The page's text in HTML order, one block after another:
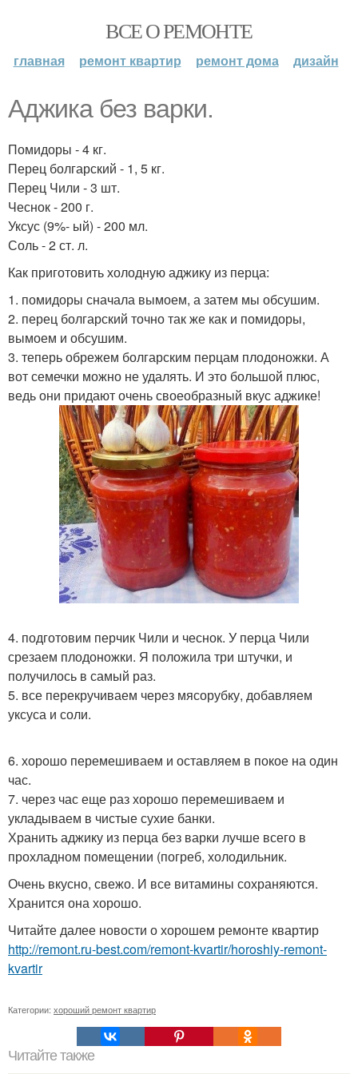
ВСЕ О РЕМОНТЕ
главная ремонт квартир ремонт дома дизайн
Аджика без варки.
Помидоры - 4 кг.
Перец болгарский - 1, 5 кг.
Перец Чили - 3 шт.
Чеснок - 200 г.
Уксус (9%- ый) - 200 мл.
Соль - 2 ст. л.
Как приготовить холодную аджику из перца:
1. помидоры сначала вымоем, а затем мы обсушим.
2. перец болгарский точно так же как и помидоры,
вымоем и обсушим.
3. теперь обрежем болгарским перцам плодоножки. А
вот семечки можно не удалять. И это большой плюс,
ведь они придают очень своеобразный вкус аджике!
4. подготовим перчик Чили и чеснок. У перца Чили
срезаем плодоножки. Я положила три штучки, и
получилось в самый раз.
5. все перекручиваем через мясорубку, добавляем
уксуса и соли.
6. хорошо перемешиваем и оставляем в покое на один
час.
7. через час еще раз хорошо перемешиваем и
укладываем в чистые сухие банки.
Хранить аджику из перца без варки лучше всего в
прохладном помещении (погреб, холодильник.
Очень вкусно, свежо. И все витамины сохраняются.
Хранится она хорошо.
Читайте далее новости о хорошем ремонте квартир
http://remont.ru-best.com/remont-kvartir/horoshiy-remont-
kvartir
Категории: хороший ремонт квартир
Читайте также